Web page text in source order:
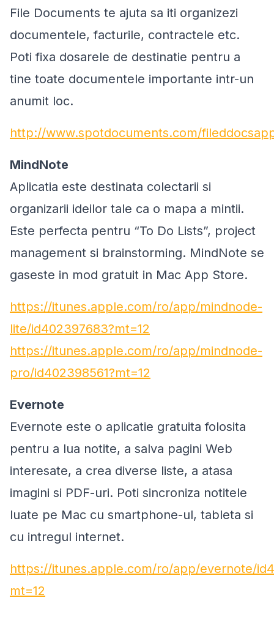
File Documents te ajuta sa iti organizezi
documentele, facturile, contractele etc.
Poti fixa dosarele de destinatie pentru a
tine toate documentele importante intr-un
anumit loc.
http://www.spotdocuments.com/
MindNote
Aplicatia este destinata colectarii si
organizarii ideilor tale ca o mapa a mintii.
Este perfecta pentru “To Do Lists”, project
management si brainstorming. MindNote se
gaseste in mod gratuit in Mac App Store.
https://itunes.apple.com/ro/app/mindnode-
lite/id402397683?mt=12
https://itunes.apple.com/ro/app/mindnode-
pro/id402398561?mt=12
Evernote
Evernote este o aplicatie gratuita folosita
pentru a lua notite, a salva pagini Web
interesate, a crea diverse liste, a atasa
imagini si PDF-uri. Poti sincroniza notitele
luate pe Mac cu smartphone-ul, tableta si
cu intregul internet.
https://itunes.apple.com/ro/app/evernote/
mt=12